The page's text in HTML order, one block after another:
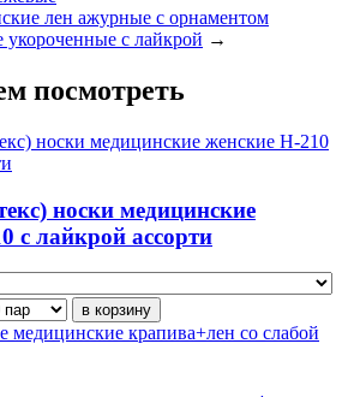
лен ажурные с орнаментом
с лайкрой →
посмотреть
носки медицинские
с лайкрой ассорти